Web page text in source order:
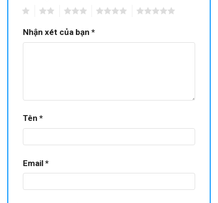
Nhận xét của bạn *
Tên *
Email *